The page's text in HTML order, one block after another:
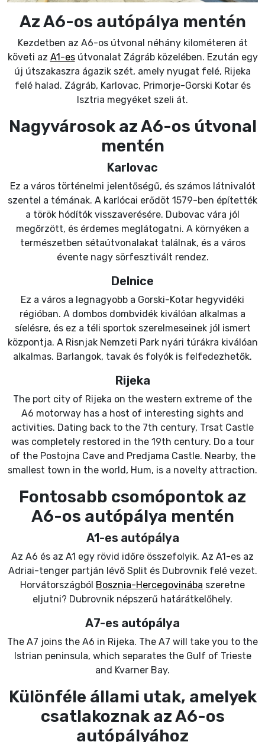
Az A6-os autópálya mentén
Kezdetben az A6-os útvonal néhány kilométeren át
követi az A1-esútvonalat Zágráb közelében. Ezután egy
új útszakaszra ágazik szét, amely nyugat felé, Rijeka
felé halad. Zágráb, Karlovac, Primorje-Gorski Kotar és
Isztria megyéket szeli át.
Nagyvárosok az A6-os útvonal
mentén
Karlovac
Ez a város történelmi jelentőségű, és számos látnivalót
szentel a témának. A karlócai erődöt 1579-ben építették
a török hódítók visszaverésére. Dubovac vára jól
megőrzött, és érdemes meglátogatni. A környéken a
természetben sétaútvonalakat találnak, és a város
évente nagy sörfesztivált rendez.
Delnice
Ez a város a legnagyobb a Gorski-Kotar hegyvidéki
régióban. A dombos dombvidék kiválóan alkalmas a
síelésre, és ez a téli sportok szerelmeseinek jól ismert
központja. A Risnjak Nemzeti Park nyári túrákra kiválóan
alkalmas. Barlangok, tavak és folyók is felfedezhetők.
Rijeka
The port city of Rijeka on the western extreme of the
A6 motorway has a host of interesting sights and
activities. Dating back to the 7th century, Trsat Castle
was completely restored in the 19th century. Do a tour
of the Postojna Cave and Predjama Castle. Nearby, the
smallest town in the world, Hum, is a novelty attraction.
Fontosabb csomópontok az
A6-os autópálya mentén
A1-es autópálya
Az A6 és az A1 egy rövid időre összefolyik. Az A1-es az
Adriai-tenger partján lévő Split és Dubrovnik felé vezet.
Horvátországból Bosznia-Hercegovinába szeretne
eljutni? Dubrovnik népszerű határátkelőhely.
A7-es autópálya
The A7 joins the A6 in Rijeka. The A7 will take you to the
Istrian peninsula, which separates the Gulf of Trieste
and Kvarner Bay.
Különféle állami utak, amelyek
csatlakoznak az A6-os
autópályához